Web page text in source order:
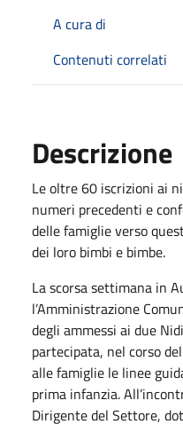
A cura di
Contenuti correlati
Descrizione
Le oltre 60 iscrizioni ai
numeri precedenti e
delle famiglie verso
dei loro bimbi e bimbe.
La scorsa settimana in
l’Amministrazione
degli ammessi ai due
partecipata, nel corso
alle famiglie le linee
prima infanzia.
Dirigente del Settore,